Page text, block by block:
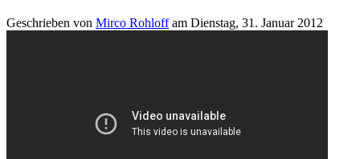
Geschrieben von Mirco Rohloffam Dienstag, 31. Januar 2012